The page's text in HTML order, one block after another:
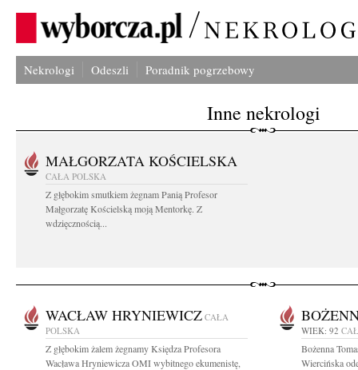
Nekrologi Odeszli Poradnik pogrzebowy
Inne nekrologi
MAŁGORZATA KOŚCIELSKA
CAŁA POLSKA
Z głębokim smutkiem żegnam Panią Profesor
Małgorzatę Kościelską moją Mentorkę. Z
wdzięcznością...
WACŁAW HRYNIEWICZ CAŁA
POLSKA
Z głębokim żalem żegnamy Księdza Profesora
Wacława Hryniewicza OMI wybitnego ekumenistę,
WIEK: 92
Bożenna
Wiercińska